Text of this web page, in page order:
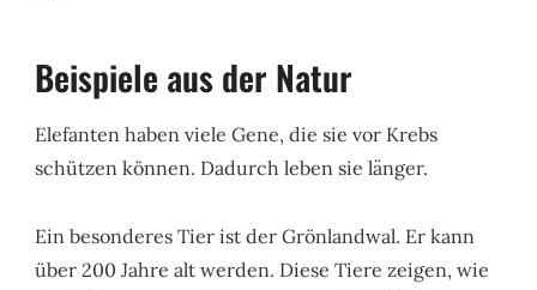
Beispiele aus der Natur
Elefanten haben viele Gene, die sie vor Krebs
schützen können. Dadurch leben sie länger.
Ein besonderes Tier ist der Grönlandwal. Er kann
über 200 Jahre alt werden. Diese Tiere zeigen, wie